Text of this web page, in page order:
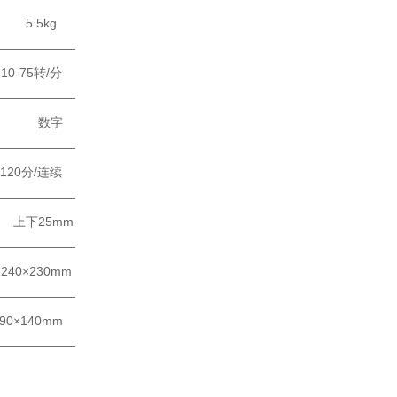
分
续
×230mm
×140mm